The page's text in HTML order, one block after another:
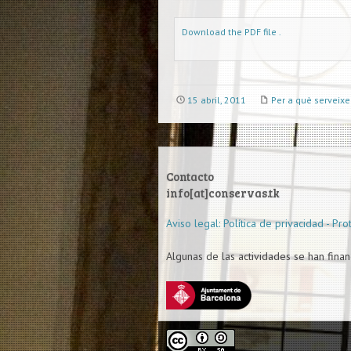
Download the PDF file .
15 abril, 2011 Per a què
Contacto
info[at]conservas.tk
Aviso legal: Política de privacidad -
Algunas de las actividades se han